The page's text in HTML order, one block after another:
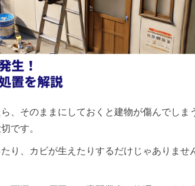
、そのままにしておくと建物が傷んでし
です。
り、カビが生えたりするだけじゃありま